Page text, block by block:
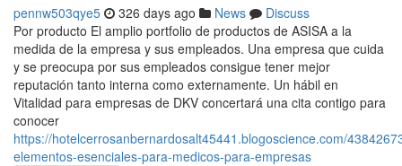
pennw503qye5 326 days ago News
Discuss
Por producto El amplio portfolio de productos de ASISA a la
medida de la empresa y sus empleados. Una empresa que cuida
y se preocupa por sus empleados consigue tener mejor
reputación tanto interna como externamente. Un hábil en
Vitalidad para empresas de DKV concertará una cita contigo para
conocer
https://hotelcerrosanbernardosalt45441.blogoscience.com/
elementos-esenciales-para-medicos-para-empresas